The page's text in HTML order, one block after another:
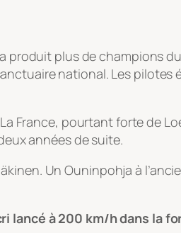
produit plus de champions
national. Les pilotes
France, pourtant forte de
années de suite.
Un Ouninpohja à
lancé à 200 km/h dans la